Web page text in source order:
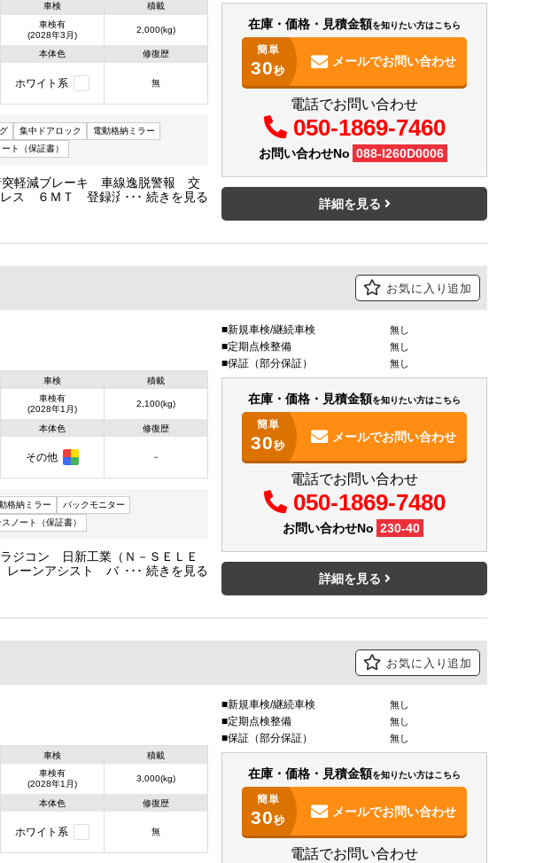
車検
車検有
(2028年3月)
積載
2,000(kg)
本体色
ホワイト系
修復歴
無
集中ドアロック
電動格納ミラー
ト（保証書）
軽減ブレーキ 車線逸脱警報 交
ス ６ＭＴ 登録済未使用
在庫・価格・見積金額を知りたい方はこちら
簡単
30秒
メールでお問い合わせ
電話でお問い合わせ
050-1869-7460
お問い合わせNo 088-I260D0006
詳細を見る
お気に入り追加
車検
車検有
(2028年1月)
積載
2,100(kg)
本体色
その他
修復歴
－
格納ミラー
バックモニター
ノート（保証書）
ジコン 日新工業（Ｎ－ＳＥＬＥ
レーンアシスト バックカメラ ス
新規車検/継続車検 無し
定期点検整備 無し
保証（部分保証） 無し
在庫・価格・見積金額を知りたい方はこちら
簡単
30秒
メールでお問い合わせ
電話でお問い合わせ
050-1869-7480
お問い合わせNo 230-40
詳細を見る
お気に入り追加
車検
車検有
(2028年1月)
積載
3,000(kg)
本体色
ホワイト系
修復歴
無
新規車検/継続車検 無し
定期点検整備 無し
保証（部分保証） 無し
在庫・価格・見積金額を知りたい方はこちら
簡単
30秒
メールでお問い合わせ
電話でお問い合わせ